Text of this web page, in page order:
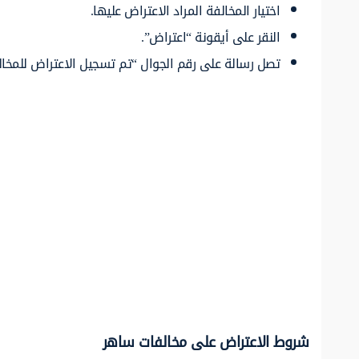
اختيار المخالفة المراد الاعتراض عليها.
النقر على أيقونة “اعتراض”.
تصل رسالة على رقم الجوال “تم تسجيل الاعتراض
شروط الاعتراض على مخالفات ساهر